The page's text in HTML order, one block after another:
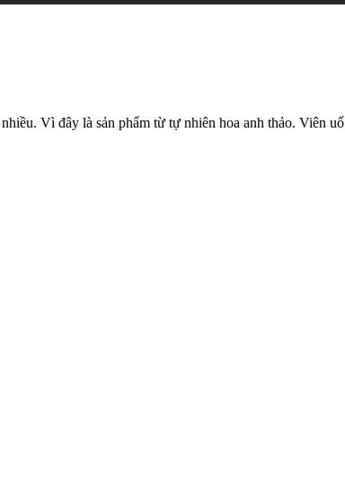
Vì đây là sản phẩm từ tự nhiên hoa anh thảo. Viên uố